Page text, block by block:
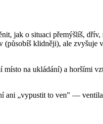
jak o situaci přemýšlíš,
klidněji), ale
na ukládání) a horšími
ani „vypustit to ven" —